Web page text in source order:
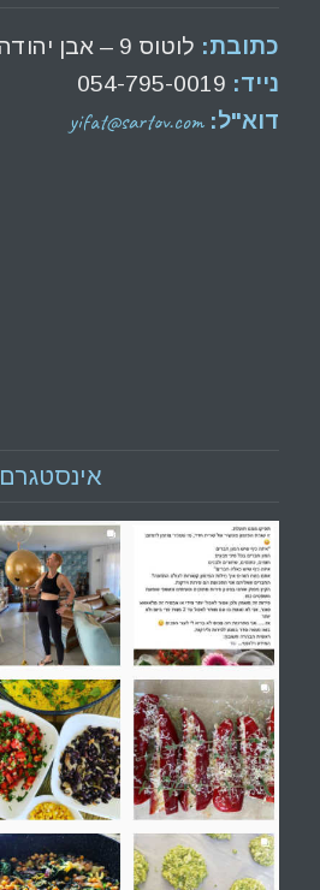
כתובת: לוטוס 9 – אבן יהודה
נייד: 054-795-0019
דוא"ל:yifat@sartov.com
אינסטגרם